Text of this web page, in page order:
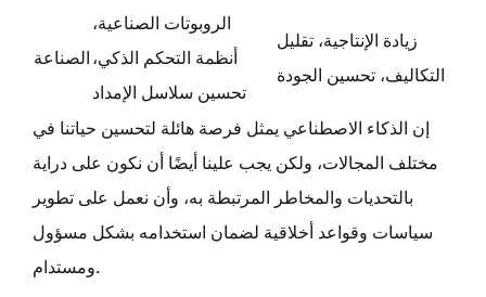
الصناعة
الروبوتات الصناعية،
أنظمة التحكم الذكي،
تحسين سلاسل الإمداد
زيادة الإنتاجية، تقليل
التكاليف، تحسين الجودة
إن الذكاء الاصطناعي يمثل فرصة هائلة لتحسين حياتنا في
مختلف المجالات، ولكن يجب علينا أيضًا أن نكون على دراية
بالتحديات والمخاطر المرتبطة به، وأن نعمل على تطوير
سياسات وقواعد أخلاقية لضمان استخدامه بشكل مسؤول
ومستدام.